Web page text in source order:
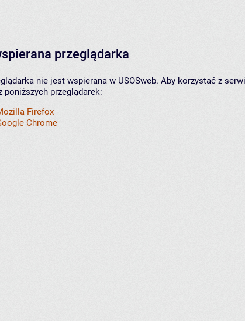
przeglądarka
nie jest wspierana w USOSweb. Aby korzystać z
poniższych przeglądarek:
Firefox
Chrome